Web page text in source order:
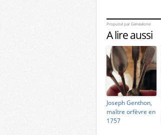
Propulsé par Genealone
A lire aussi
Joseph Genthon,
maître orfèvre en
1757